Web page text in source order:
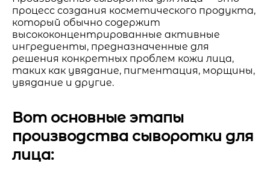
процесс создания косметического продукта,
который обычно содержит
высококонцентрированные активные
ингредиенты, предназначенные для
решения конкретных проблем кожи лица,
таких как увядание, пигментация, морщины,
увядание и другие.
Вот основные этапы
производства сыворотки для
лица: